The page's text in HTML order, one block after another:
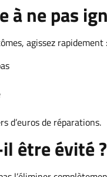
à ne pas
agissez rapidement :
d’euros de réparations.
être évité ?